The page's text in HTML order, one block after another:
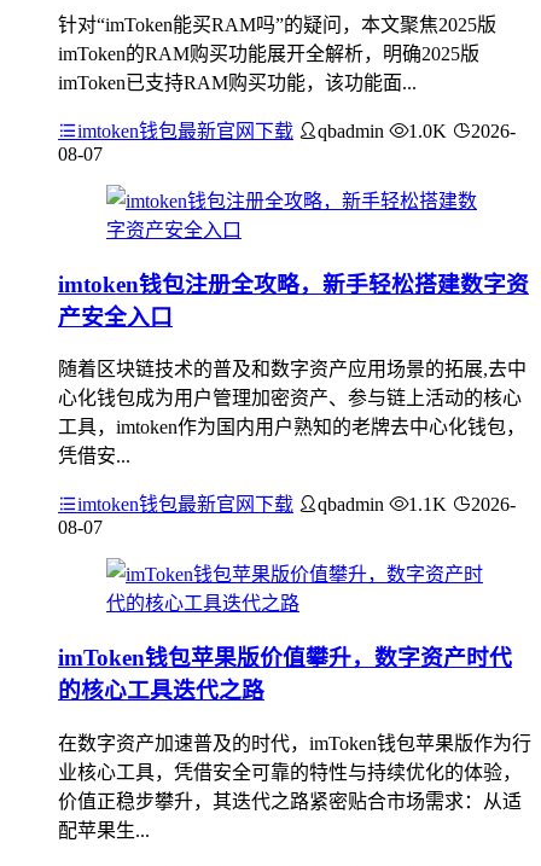
针对“imToken能买RAM吗”的疑问，本文聚焦2025版
imToken的RAM购买功能展开全解析，明确2025版
imToken已支持RAM购买功能，该功能面...
imtoken钱包最新官网下载 qbadmin 1.0K
2026-
08-07
imtoken钱包注册全攻略，新手轻松搭建数字资
产安全入口
随着区块链技术的普及和数字资产应用场景的拓展,去中
心化钱包成为用户管理加密资产、参与链上活动的核心
工具，imtoken作为国内用户熟知的老牌去中心化钱包，
凭借安...
imtoken钱包最新官网下载 qbadmin 1.1K
2026-
08-07
imToken钱包苹果版价值攀升，数字资产时代
的核心工具迭代之路
在数字资产加速普及的时代，imToken钱包苹果版作为行
业核心工具，凭借安全可靠的特性与持续优化的体验，
价值正稳步攀升，其迭代之路紧密贴合市场需求：从适
配苹果生...